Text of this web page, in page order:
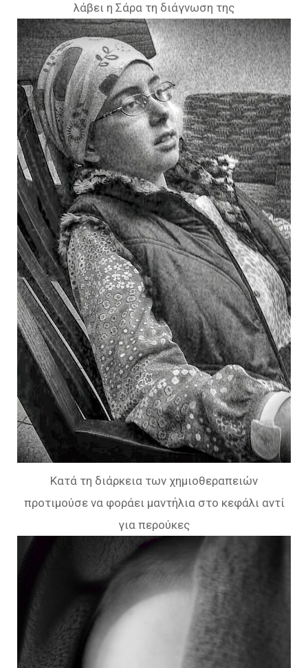
λάβει η Σάρα τη διάγνωση της
Kατά τη διάρκεια των χημιοθεραπειών
προτιμούσε να φοράει μαντήλια στο κεφάλι αντί
για περούκες